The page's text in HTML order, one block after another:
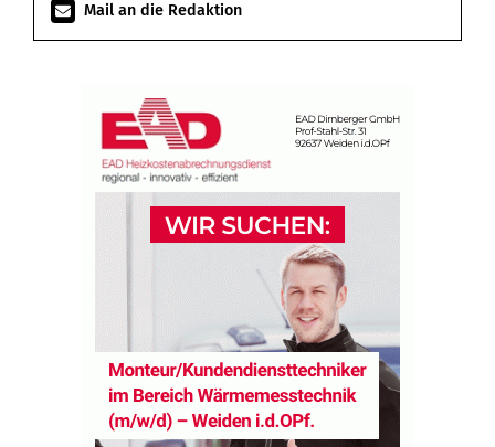
Mail an die Redaktion